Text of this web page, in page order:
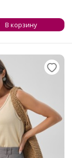
В корзину